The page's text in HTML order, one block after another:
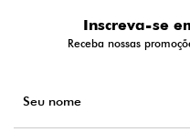
Inscreva-se
Receba nossas